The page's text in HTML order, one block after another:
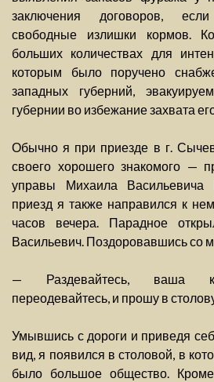
заключения договоров,
свободные излишки кормов.
больших количествах для
которым было поручено
западных губерний,
губернии во избежание захвата
Обычно я при приезде в г.
своего хорошего знакомого —
управы Михаила Васильевича
приезд я также направился к
часов вечера. Парадное
Васильевич. Поздоровавшись со
— Раздевайтесь, ваша
переодевайтесь, и прошу в
Умывшись с дороги и приведя
вид, я появился в столовой, в
было большое общество.